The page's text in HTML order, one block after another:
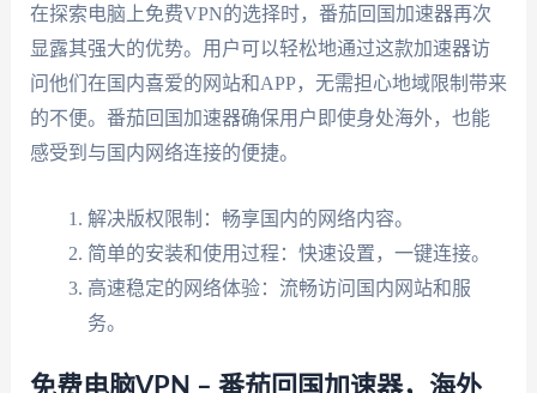
在探索电脑上免费VPN的选择时，番茄回国加速器再次
显露其强大的优势。用户可以轻松地通过这款加速器访
问他们在国内喜爱的网站和APP，无需担心地域限制带来
的不便。番茄回国加速器确保用户即使身处海外，也能
感受到与国内网络连接的便捷。
解决版权限制：畅享国内的网络内容。
简单的安装和使用过程：快速设置，一键连接。
高速稳定的网络体验：流畅访问国内网站和服
务。
免费电脑VPN – 番茄回国加速器，海外